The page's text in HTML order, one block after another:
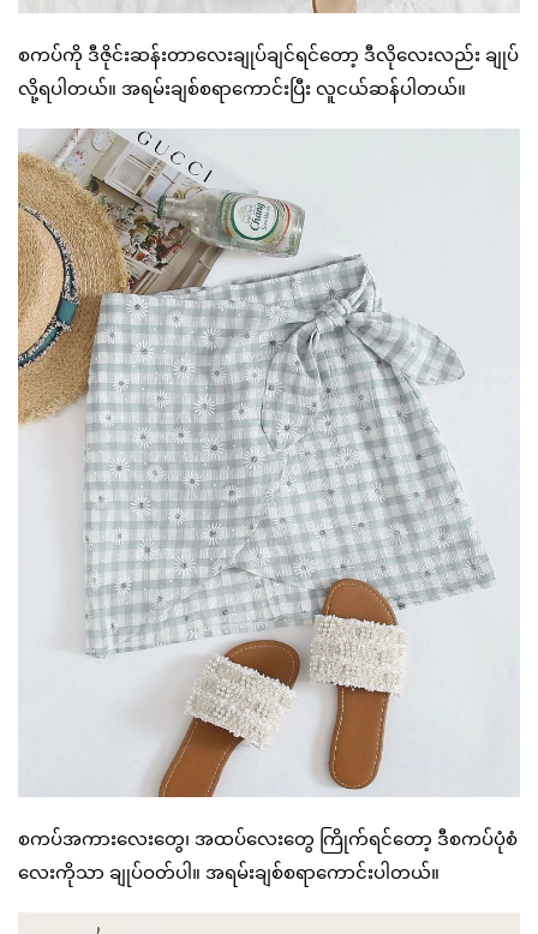
စကပ်ကို ဒီဇိုင်းဆန်းတာလေးချုပ်ချင်ရင်တော့ ဒီလိုလေးလည်း ချုပ်
လို့ရပါတယ်။ အရမ်းချစ်စရာကောင်းပြီး လူငယ်ဆန်ပါတယ်။
စကပ်အကားလေးတွေ၊ အထပ်လေးတွေ ကြိုက်ရင်တော့ ဒီစကပ်ပုံစံ
လေးကိုသာ ချုပ်ဝတ်ပါ။ အရမ်းချစ်စရာကောင်းပါတယ်။